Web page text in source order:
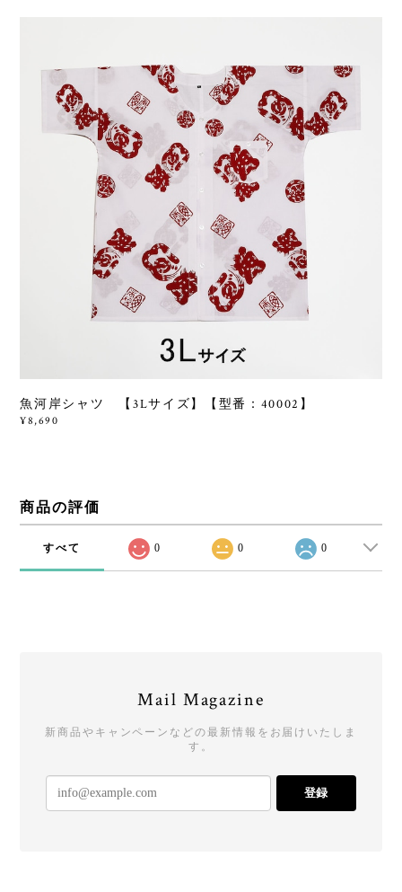
魚河岸シャツ 【3Lサイズ】【型番：40002】
¥8,690
商品の評価
すべて 0 0 0
Mail Magazine
新商品やキャンペーンなどの最新情報をお届けいたしま
す。
登録